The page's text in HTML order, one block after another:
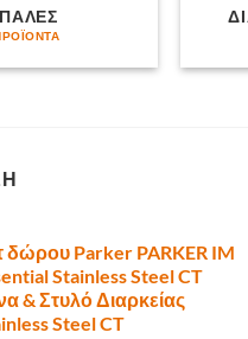
δώρου Parker PARKER IM
Stainless Steel CT
& Στυλό Διαρκείας
Steel CT